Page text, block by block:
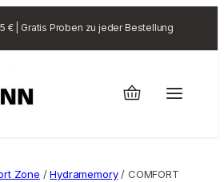
€ | Gratis Proben zu jeder Bestellung
Zone /Hydramemory/ COMFORT